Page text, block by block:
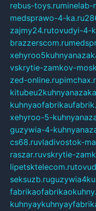
rebus-toys.ruminelab-
medsprawo-4-ka.ru
zajmy24.rutovudyi-4-
brazzerscom.ru
vskrytie-zamkov-
zed-online.ru
xehyroo-5-
guzywia-4-
cs68.ruvladivostok-
raszar.ruvskrytie-
lipetsktelecom.ru
seksuzb.ru